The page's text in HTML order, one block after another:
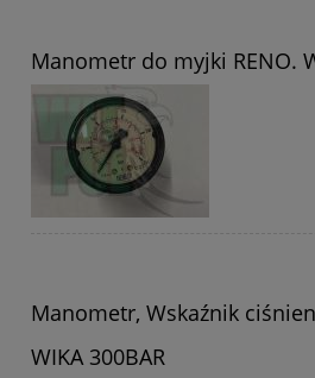
Manometr do myjki RENO.
Manometr, Wskaźnik
WIKA 300BAR